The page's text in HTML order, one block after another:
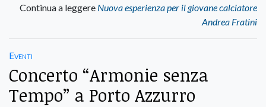
Continua a leggere Nuova esperienza per il giovane calciatore
Andrea Fratini
Eventi
Concerto “Armonie senza
Tempo” a Porto Azzurro